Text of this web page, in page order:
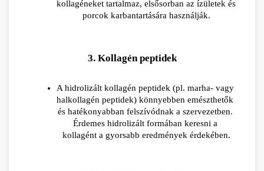
kollagéneket tartalmaz, elsősorban az ízületek és
porcok karbantartására használják.
3. Kollagén peptidek
A hidrolizált kollagén peptidek (pl. marha- vagy
halkollagén peptidek) könnyebben emészthetők
és hatékonyabban felszívódnak a szervezetben.
Érdemes hidrolizált formában keresni a
kollagént a gyorsabb eredmények érdekében.